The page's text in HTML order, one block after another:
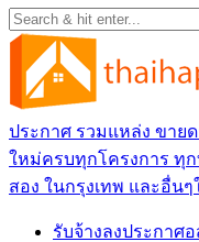
ประกาศ รวมแหล่ง ขาย
ใหม่ครบทุกโครงการ ทุ
สอง ในกรุงเทพ และอื่น
รับจ้างลงประกาศ